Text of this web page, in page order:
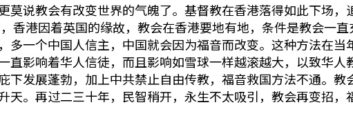
说教会有改变世界的气魄了。基督教在香港落得如此下场，
香港因着英国的缘故，教会在香港要地有地，条件是教会一
一个中国人信主，中国就会因为福音而改变。这种方法在当
影响着华人信徒，而且影响如雪球一样越滚越大，以致华人
发展蓬勃，加上中共禁止自由传教，福音救国方法不通。教
天。再过二三十年，民智稍开，永生不太吸引，教会再变招，